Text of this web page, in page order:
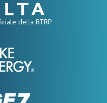
della RTRP